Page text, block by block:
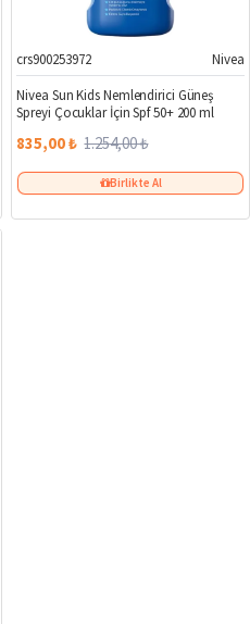
%33
crs900253972
Nivea
Nivea Sun Kids Nemlendirici Güneş
Spreyi Çocuklar İçin Spf 50+ 200 ml
835,00 ₺ 1.254,00 ₺
Birlikte Al